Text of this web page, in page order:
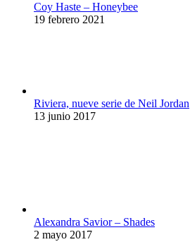
Coy Haste – Honeybee
19 febrero 2021
Riviera, nueve serie de Neil Jordan
13 junio 2017
Alexandra Savior – Shades
2 mayo 2017